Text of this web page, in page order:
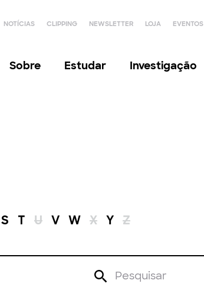
NOTÍCIAS CLIPPING NEWSLETTER LOJA EVENTOS
Sobre Estudar Investigação
S T U V W X Y Z